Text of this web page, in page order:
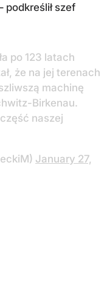
szef
po 123 latach
że na jej terenach
machinę
Birkenau.
naszej
January 27,